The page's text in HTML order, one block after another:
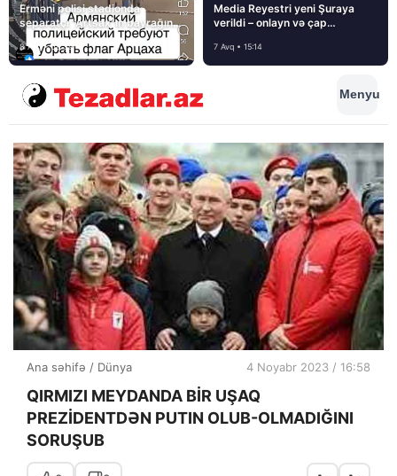
Erməni polisi stadionda
separatçı “Artsax”ın bayrağını
müsadirə etdi və…
8 Avq • 08:39
Media Reyestri yeni Şuraya
verildi – onlayn və çap
7 Avq • 15:14
Menyu
Ana səhifə / Dünya 4 Noyabr 2023 / 16:58
QIRMIZI MEYDANDA BİR UŞAQ
PREZİDENTDƏN PUTIN OLUB-OLMADIĞINI
SORUŞUB